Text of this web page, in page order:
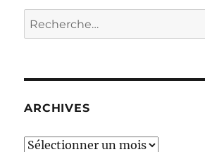
Recherche
pour :
ARCHIVES
ARCHIVES